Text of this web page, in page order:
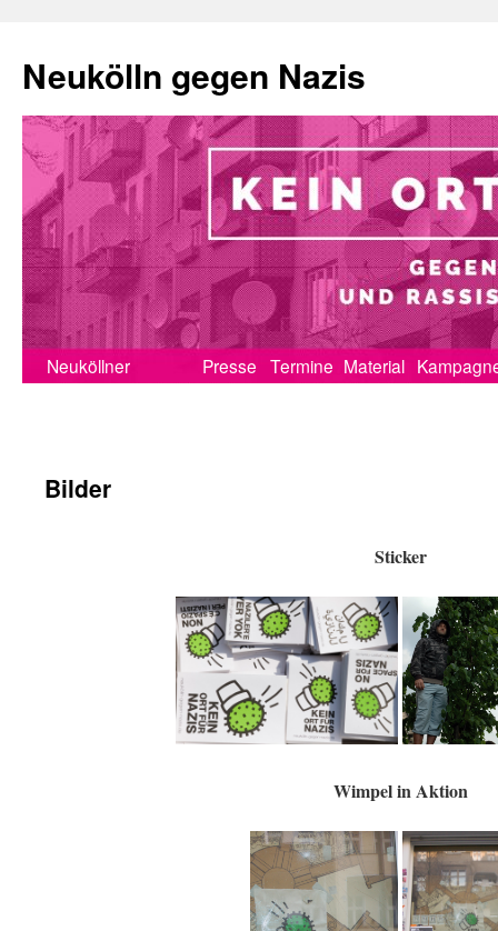
Neukölln gegen Nazis
Zum
Neuköllner
Presse Termine Material
Bilder
Sticker
Wimpel in Aktion